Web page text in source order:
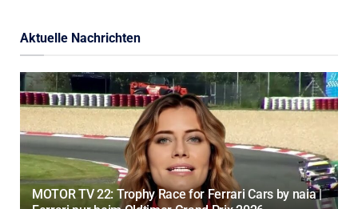
Aktuelle Nachrichten
MOTOR TV 22: Trophy Race for Ferrari Cars by naia |